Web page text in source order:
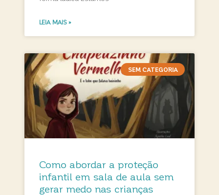
LEIA MAIS »
SEM CATEGORIA
Como abordar a proteção
infantil em sala de aula sem
gerar medo nas crianças